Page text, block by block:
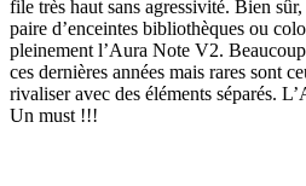
file très haut sans agressivité. Bien
paire d’enceintes bibliothèques ou
pleinement l’Aura Note V2.
ces dernières années mais rares sont
rivaliser avec des éléments séparés.
Un must !!!